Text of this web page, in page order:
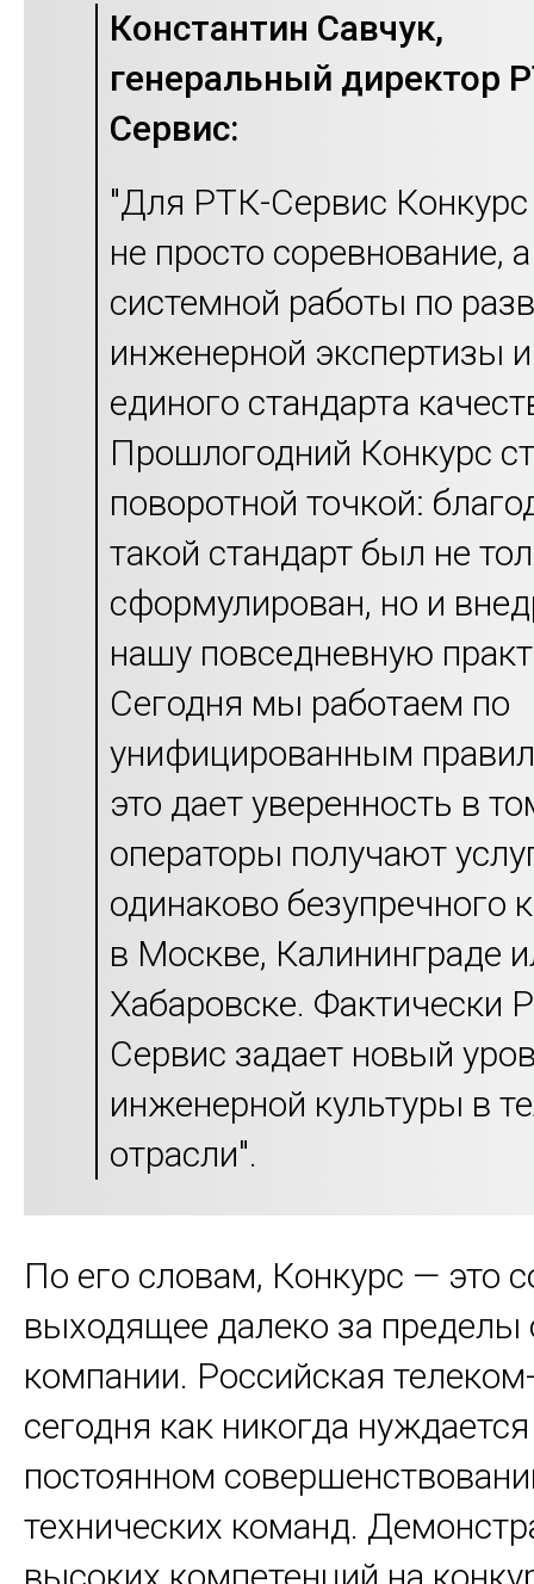
Константин Савчук,
генеральный директор
Сервис:
"Для РТК-Сервис
не просто соревнование,
системной работы по
инженерной экспертизы и
единого стандарта
Прошлогодний Конкурс
поворотной точкой:
такой стандарт был не
сформулирован, но и
нашу повседневную
Сегодня мы работаем по
унифицированным
это дает уверенность в
операторы получают
одинаково безупречного
в Москве, Калининграде
Хабаровске. Фактически
Сервис задает новый
инженерной культуры в
отрасли".
По его словам, Конкурс — это
выходящее далеко за пределы
компании. Российская
сегодня как никогда
постоянном
технических команд.